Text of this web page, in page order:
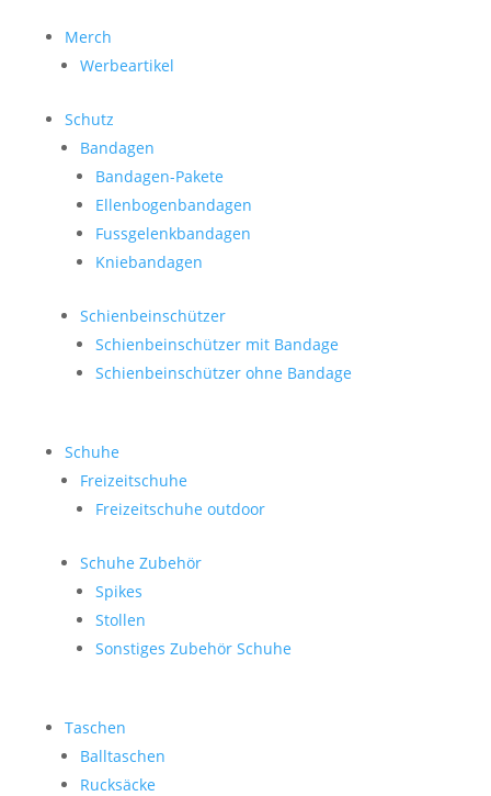
Merch
Werbeartikel
Schutz
Bandagen
Bandagen-Pakete
Ellenbogenbandagen
Fussgelenkbandagen
Kniebandagen
Schienbeinschützer
Schienbeinschützer mit Bandage
Schienbeinschützer ohne Bandage
Schuhe
Freizeitschuhe
Freizeitschuhe outdoor
Schuhe Zubehör
Spikes
Stollen
Sonstiges Zubehör Schuhe
Taschen
Balltaschen
Rucksäcke